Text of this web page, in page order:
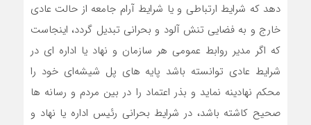
دهد که شرایط ارتباطی و یا شرایط آرام جامعه از حالت عادی
خارج و به فضایی تنش آلود و بحرانی تبدیل گردد، اینجاست
که اگر مدیر روابط عمومی هر سازمان و نهاد یا اداره ای در
شرایط عادی توانسته باشد پایه های پل شیشه‌ای خود را
محکم نهادینه نماید و بذر اعتماد را در بین مردم و رسانه ها
صحیح کاشته باشد، در شرایط بحرانی رئیس اداره یا نهاد و